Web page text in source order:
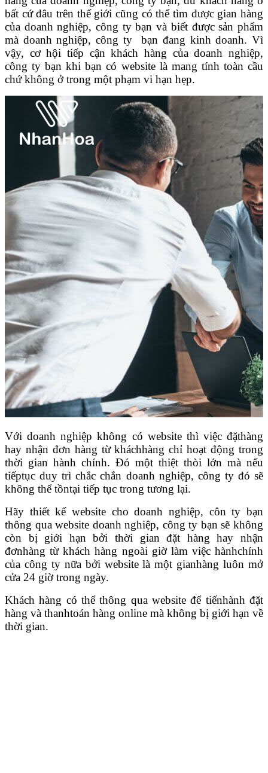
bất cứ đâu trên thế giới cũng có thể tìm được gian hàng
của doanh nghiệp, công ty bạn và biết được sản phẩm
mà doanh nghiệp, công ty bạn đang kinh doanh. Vì
vậy, cơ hội tiếp cận khách hàng của doanh nghiệp,
công ty bạn khi bạn có website là mang tính toàn cầu
chứ không ở trong một phạm vi hạn hẹp.
Với doanh nghiệp không có website thì việc đặthàng
hay nhận đơn hàng từ kháchhàng chỉ hoạt động trong
thời gian hành chính. Đó một thiệt thòi lớn mà nếu
tiếptục duy trì chắc chắn doanh nghiệp, công ty đó sẽ
không thể tồntại tiếp tục trong tương lại.
Hãy thiết kế website cho doanh nghiệp, côn ty bạn
thông qua website doanh nghiệp, công ty bạn sẽ không
còn bị giới hạn bởi thời gian đặt hàng hay nhận
đơnhàng từ khách hàng ngoài giờ làm việc hànhchính
của công ty nữa bởi website là một gianhàng luôn mở
cửa 24 giờ trong ngày.
Khách hàng có thể thông qua website để tiếnhành đặt
hàng và thanhtoán hàng online mà không bị giới hạn về
thời gian.